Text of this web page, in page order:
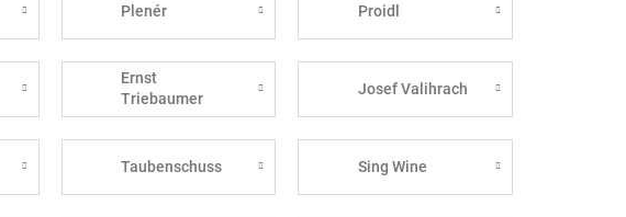
Plenér Proidl
Ernst
Triebaumer
Josef Valihrach
Taubenschuss Sing Wine